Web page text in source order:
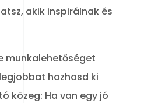
akik inspirálnak és
munkalehetőséget
hozhasd ki
közeg: Ha van egy jó